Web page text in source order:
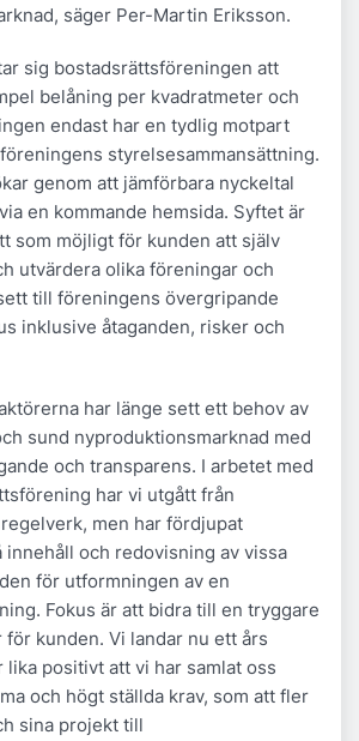
säger Per-Martin Eriksson.
sig bostadsrättsföreningen att
belåning per kvadratmeter och
endast har en tydlig motpart
styrelsesammansättning.
genom att jämförbara nyckeltal
en kommande hemsida. Syftet är
som möjligt för kunden att själv
utvärdera olika föreningar och
till föreningens övergripande
inklusive åtaganden, risker och
har länge sett ett behov av
sund nyproduktionsmarknad med
och transparens. I arbetet med
har vi utgått från
men har fördjupat
innehåll och redovisning av vissa
för utformningen av en
Fokus är att bidra till en tryggare
kunden. Vi landar nu ett års
lika positivt att vi har samlat oss
och högt ställda krav, som att fler
sina projekt till